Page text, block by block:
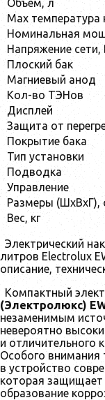
Объем, л
Max температура
Номинальная
Напряжение сети,
Плоский бак
Магниевый анод
Кол-во ТЭНов
Дисплей
Защита от
Покрытие бака
Тип установки
Подводка
Управление
Размеры (ШхВхГ),
Вес, кг
Электрический
литров Electrolux
описание,
Компактный
(Электролюкс)
незаменимым
невероятно
и отличительного
Особого внимания
в устройство
которая защищает
образование